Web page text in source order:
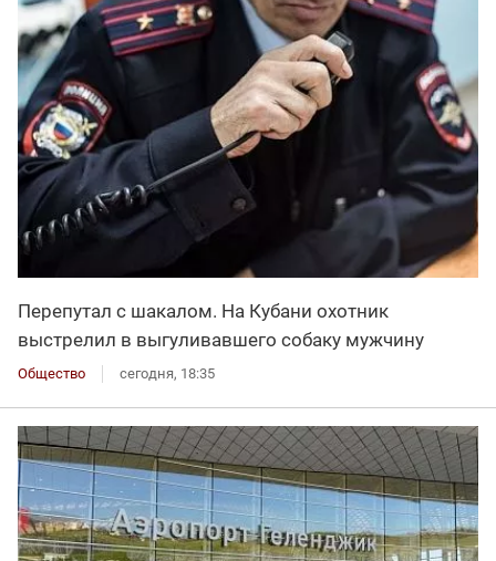
Перепутал с шакалом. На Кубани охотник
выстрелил в выгуливавшего собаку мужчину
Общество сегодня, 18:35